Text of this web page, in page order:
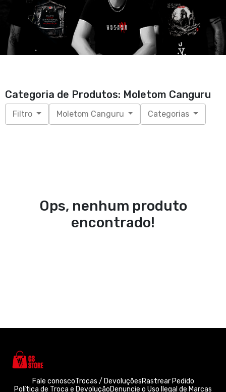
Categoria de Produtos: Moletom Canguru
Filtro Moletom Canguru Categorias
Ops, nenhum produto
encontrado!
Fale conoscoTrocas / DevoluçõesRastrear Pedido
Política de Troca e DevoluçãoDenuncie o Uso Ilegal de Marcas